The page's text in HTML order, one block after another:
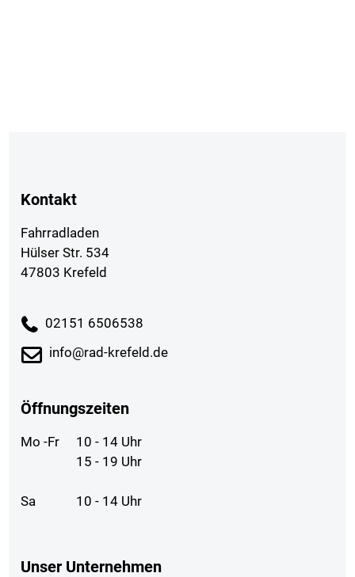
Kontakt
Fahrradladen
Hülser Str. 534
47803 Krefeld
02151 6506538
info@rad-krefeld.de
Öffnungszeiten
Mo -Fr
10 - 14 Uhr
15 - 19 Uhr
Sa 10 - 14 Uhr
Unser Unternehmen